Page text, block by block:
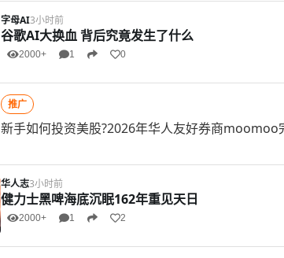
字母AI3小时前
谷歌AI大换血 背后究竟发生了什么
2000+ 1 0
推广
新手如何投资美股?2026年华人友好券商
华人志3小时前
健力士黑啤海底沉眠162年重见天日
2000+ 1 2